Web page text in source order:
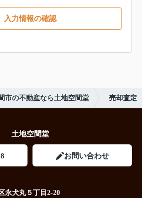
入力情報の確認
市の不動産なら土地空間堂 売却査定
土地空間堂
お問い合わせ
永犬丸５丁目2-20